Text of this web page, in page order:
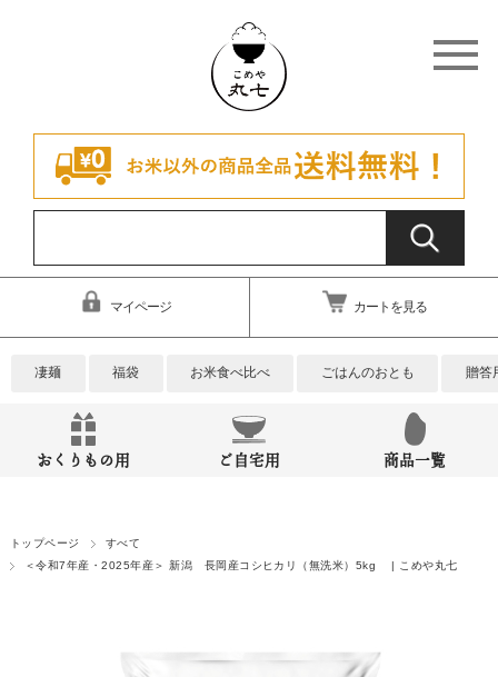
マイページ カートを見る
凄麺 福袋 お米食べ比べ ごはんのおとも 贈答
おくりもの用 ご自宅用 商品一覧
トップページ
すべて
＜令和7年産・2025年産＞ 新潟 長岡産コシヒカリ（無洗米）5kg | こめや丸七